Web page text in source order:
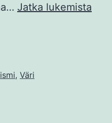
Jatka lukemista
, Väri